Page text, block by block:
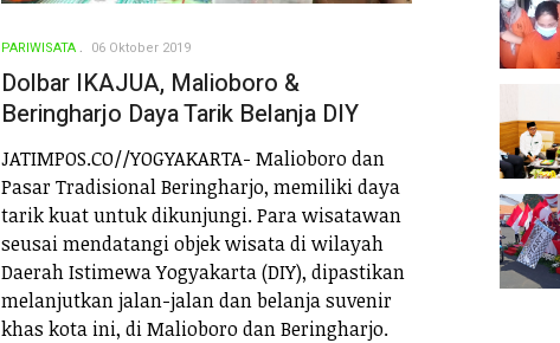
PARIWISATA 06 Oktober 2019
Dolbar IKAJUA, Malioboro &
Beringharjo Daya Tarik Belanja DIY
JATIMPOS.CO//YOGYAKARTA- Malioboro dan
Pasar Tradisional Beringharjo, memiliki daya
tarik kuat untuk dikunjungi. Para wisatawan
seusai mendatangi objek wisata di wilayah
Daerah Istimewa Yogyakarta (DIY), dipastikan
melanjutkan jalan-jalan dan belanja suvenir
khas kota ini, di Malioboro dan Beringharjo.